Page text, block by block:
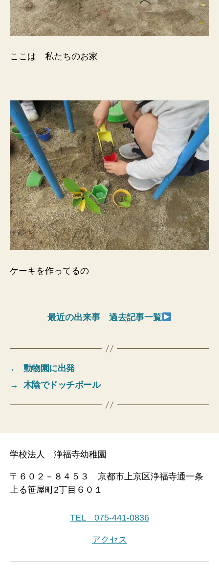
ここは 私たちのお家
ケーキを作ってるの
最近の出来事 過去記事一覧
←
動物園に出発
→
木陰でドッチボール
学校法人 浄福寺幼稚園
〒６０２－８４５３ 京都市上京区浄福寺通一条
上る笹屋町2丁目６０１
TEL 075-441-0836
アクセス